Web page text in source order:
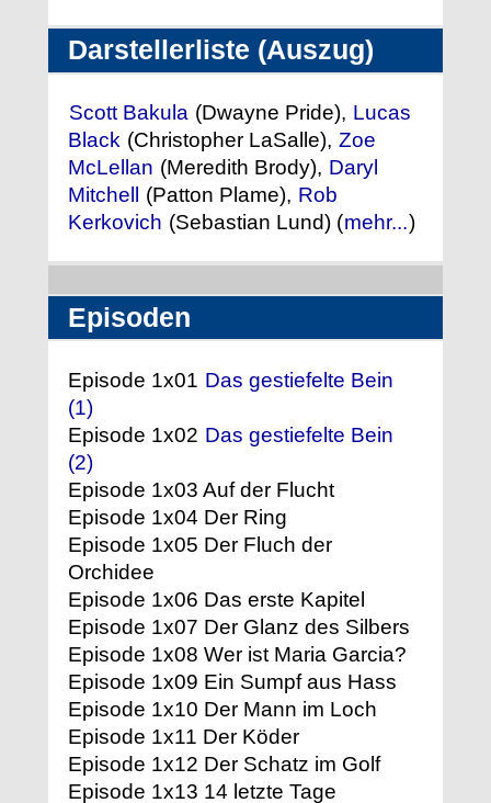
Darstellerliste (Auszug)
Scott Bakula (Dwayne Pride), Lucas
Black (Christopher LaSalle), Zoe
McLellan (Meredith Brody), Daryl
Mitchell
(Patton Plame), Rob
Kerkovich (Sebastian Lund) (mehr...)
Episoden
Episode 1x01 Das gestiefelte Bein
(1)
Episode 1x02 Das gestiefelte Bein
(2)
Episode 1x03 Auf der Flucht
Episode 1x04 Der Ring
Episode 1x05 Der Fluch der
Orchidee
Episode 1x06 Das erste Kapitel
Episode 1x07 Der Glanz des Silbers
Episode 1x08 Wer ist Maria Garcia?
Episode 1x09 Ein Sumpf aus Hass
Episode 1x10 Der Mann im Loch
Episode 1x11 Der Köder
Episode 1x12 Der Schatz im Golf
Episode 1x13 14 letzte Tage